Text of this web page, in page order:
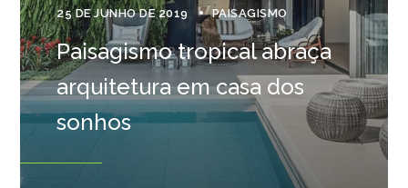
25 DE JUNHO DE 2019 PAISAGISMO
Paisagismo tropical abraça
arquitetura em casa dos
sonhos